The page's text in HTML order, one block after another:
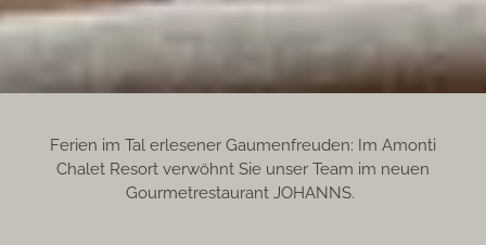
Ferien im Tal erlesener Gaumenfreuden: Im Amonti
Chalet Resort verwöhnt Sie unser Team im neuen
Gourmetrestaurant JOHANNS.